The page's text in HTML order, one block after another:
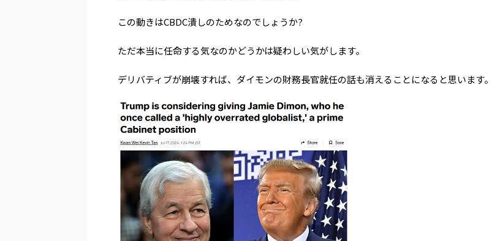
この動きはCBDC潰しのためなのでしょうか?
ただ本当に任命する気なのかどうかは疑わしい気がします。
デリバティブが崩壊すれば、ダイモンの財務長官就任の話も消えることになると思います。